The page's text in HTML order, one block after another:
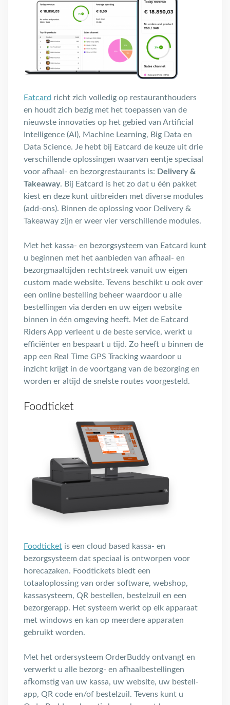
Eatcard richt zich volledig op restauranthouders
en houdt zich bezig met het toepassen van de
nieuwste innovaties op het gebied van Artificial
Intelligence (AI), Machine Learning, Big Data en
Data Science. Je hebt bij Eatcard de keuze uit drie
verschillende oplossingen waarvan eentje speciaal
voor afhaal- en bezorgrestaurants is: Delivery &
Takeaway. Bij Eatcard is het zo dat u één pakket
kiest en deze kunt uitbreiden met diverse modules
(add-ons). Binnen de oplossing voor Delivery &
Takeaway zijn er weer vier verschillende modules.
Met het kassa- en bezorgsysteem van Eatcard kunt
u beginnen met het aanbieden van afhaal- en
bezorgmaaltijden rechtstreek vanuit uw eigen
custom made website. Tevens beschikt u ook over
een online bestelling beheer waardoor u alle
bestellingen via derden en uw eigen website
binnen in één omgeving heeft. Met de Eatcard
Riders App verleent u de beste service, werkt u
efficiënter en bespaart u tijd. Zo heeft u binnen de
app een Real Time GPS Tracking waardoor u
inzicht krijgt in de voortgang van de bezorging en
worden er altijd de snelste routes voorgesteld.
Foodticket
Foodticket is een cloud based kassa- en
bezorgsysteem dat speciaal is ontworpen voor
horecazaken. Foodtickets biedt een
totaaloplossing van order software, webshop,
kassasysteem, QR bestellen, bestelzuil en een
bezorgerapp. Het systeem werkt op elk apparaat
met windows en kan op meerdere apparaten
gebruikt worden.
Met het ordersysteem OrderBuddy ontvangt en
verwerkt u alle bezorg- en afhaalbestellingen
afkomstig van uw kassa, uw website, uw bestell-
app, QR code en/of bestelzuil. Tevens kunt u